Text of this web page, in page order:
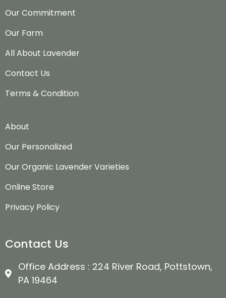
Our Commitment
Our Farm
All About Lavender
Contact Us
Terms & Condition
About
Our Personalized
Our Organic Lavender Varieties
Online Store
Privacy Policy
Contact Us
Office Address : 224 River Road, Pottstown,
PA 19464